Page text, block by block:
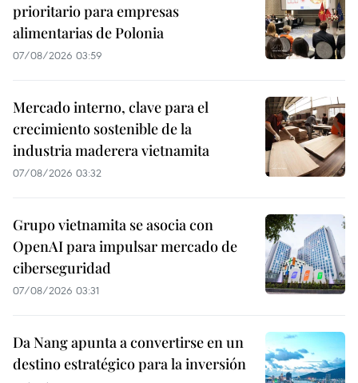
prioritario para empresas
alimentarias de Polonia
07/08/2026 03:59
Mercado interno, clave para el
crecimiento sostenible de la
industria maderera vietnamita
07/08/2026 03:32
Grupo vietnamita se asocia con
OpenAI para impulsar mercado de
ciberseguridad
07/08/2026 03:31
Da Nang apunta a convertirse en un
destino estratégico para la inversión